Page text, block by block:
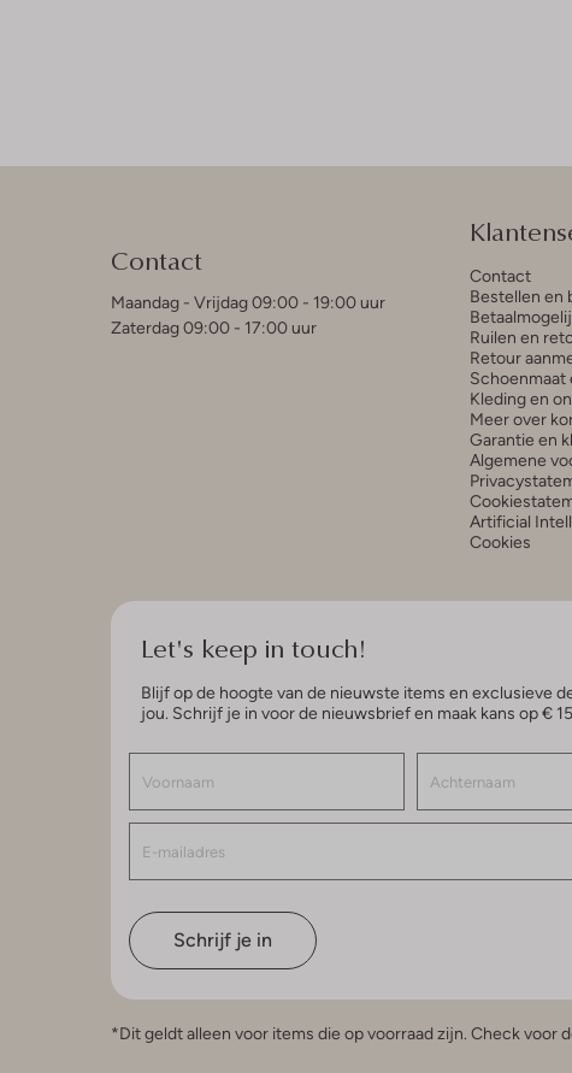
Contact
Maandag - Vrijdag 09:00 - 19:00 uur
Zaterdag 09:00 - 17:00 uur
Contact
Bestellen en
Ruilen en
Retour
Schoenmaat
Kleding en
Meer over
Garantie en
Algemene
Artificial
Cookies
Let's keep in touch!
Blijf op de hoogte van de nieuwste items en exclusieve
jou. Schrijf je in voor de nieuwsbrief en maak kans op €
Schrijf je in
*Dit geldt alleen voor items die op voorraad zijn. Check